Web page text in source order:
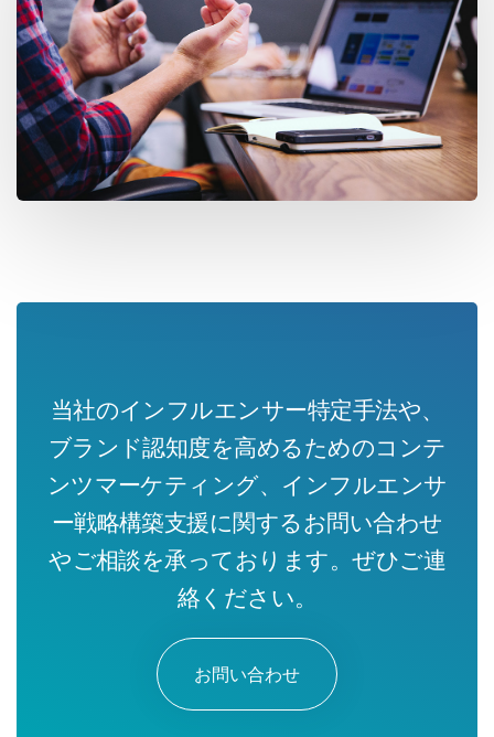
当社のインフルエンサー特定手法や、
ブランド認知度を高めるためのコンテ
ンツマーケティング、インフルエンサ
ー戦略構築支援に関するお問い合わせ
やご相談を承っております。ぜひご連
絡ください。
お問い合わせ